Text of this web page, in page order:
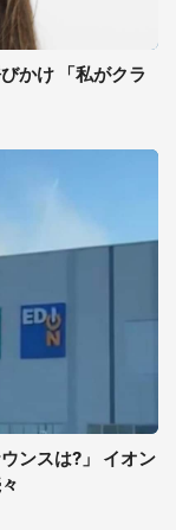
かけ 「私がクラ
ンスは?」 イオン